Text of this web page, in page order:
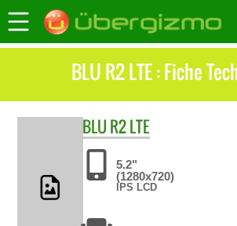
BLU R2 LTE : Fiche
BLUR2 LTE
5.2"
(1280x720)
IPS LCD